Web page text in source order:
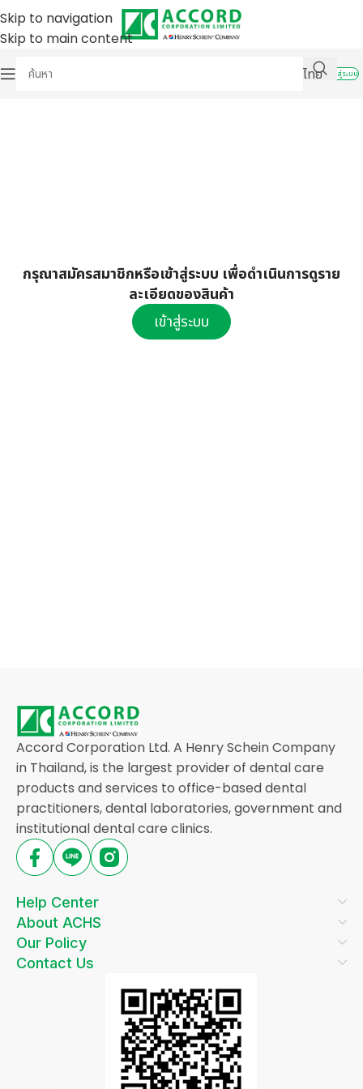
Skip to navigation
Skip to main content
ไทย
เข้าสู่ระบบ
กรุณาสมัครสมาชิกหรือเข้าสู่ระบบ เพื่อดำเนินการดูราย
ละเอียดของสินค้า
เข้าสู่ระบบ
Accord Corporation Ltd. A Henry Schein Company
in Thailand, is the largest provider of dental care
products and services to office-based dental
practitioners, dental laboratories, government and
institutional dental care clinics.
Help Center
About ACHS
Our Policy
Contact Us